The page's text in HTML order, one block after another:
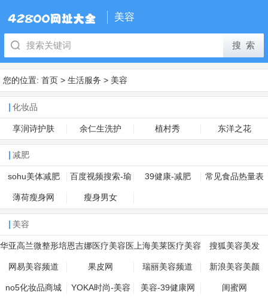
美容
您的位置: 首页 > 生活服务 > 美容
化妆品
享润诗护肤 余仁生洗护 植村秀 东洋之花
减肥
sohu美体减肥 百度视频搜索-瑜
伽
39健康-减肥 常见食品热量表
薄荷瘦身网 瘦身男女
美容
华亚高兰微整形培
训学校
恩吉娜医疗美容医
院
上海美莱医疗美容 搜狐美容美发
网易美容频道 果皮网 瑞丽美容频道 新浪美容美颜
no5化妆品商城 YOKA时尚-美容 美容-39健康网 闺蜜网